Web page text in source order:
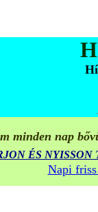
minden nap
ÉS
Napi